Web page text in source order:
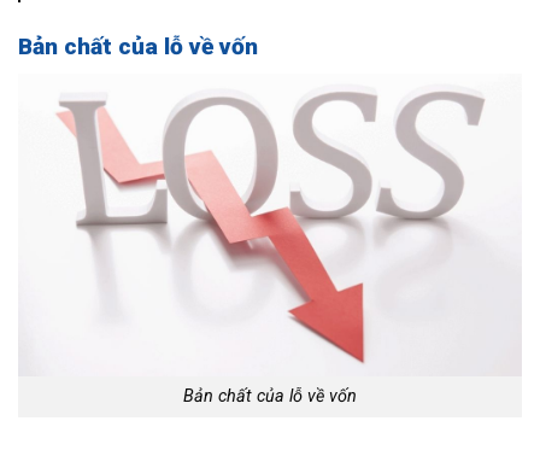
Bản chất của lỗ về vốn
Bản chất của lỗ về vốn